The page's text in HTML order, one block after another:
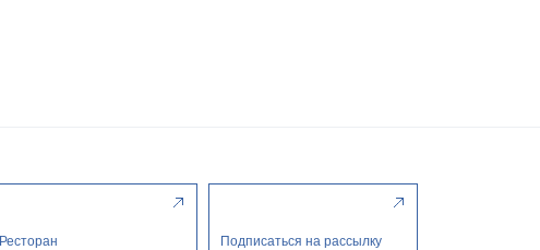
Ресторан Подписаться на рассылку